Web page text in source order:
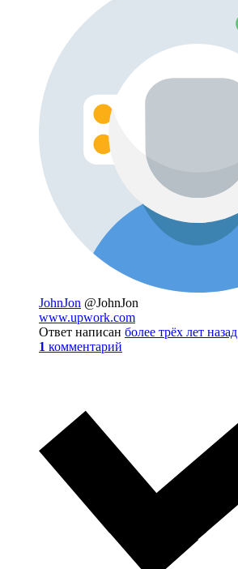
JohnJon @JohnJon
www.upwork.com
Ответ написан более трёх лет назад
1 комментарий